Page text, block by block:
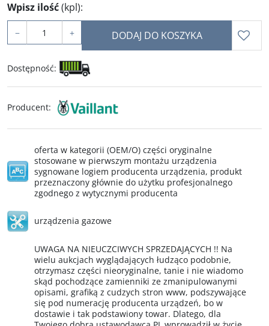
Wpisz ilość(kpl):
− + DODAJ DO KOSZYKA
Dostępność:
Producent:
oferta w kategorii (OEM/O) części oryginalne
stosowane w pierwszym montażu urządzenia
sygnowane logiem producenta urządzenia, produkt
przeznaczony głównie do użytku profesjonalnego
zgodnego z wytycznymi producenta
urządzenia gazowe
UWAGA NA NIEUCZCIWYCH SPRZEDAJĄCYCH !! Na
wielu aukcjach wyglądających łudząco podobnie,
otrzymasz części nieoryginalne, tanie i nie wiadomo
skąd pochodzące zamienniki ze zmanipulowanymi
opisami, grafiką z cudzych stron www, podszywające
się pod numerację producenta urządzeń, bo w
dostawie i tak podstawiony towar. Dlatego, dla